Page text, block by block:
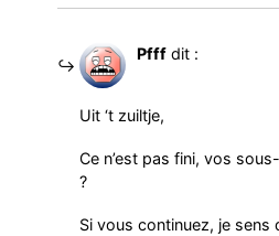
Pfff dit :
Uit ‘t zuiltje,
Ce n’est pas fini, vos
?
Si vous continuez, je sens